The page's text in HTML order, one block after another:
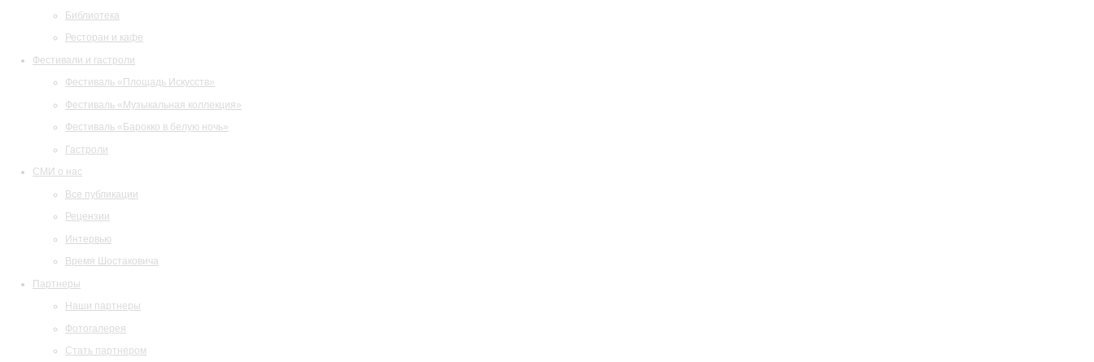
Библиотека
Ресторан и кафе
Фестивали и гастроли
Фестиваль «Площадь Искусств»
Фестиваль «Музыкальная коллекция»
Фестиваль «Барокко в белую ночь»
Гастроли
СМИ о нас
Все публикации
Рецензии
Интервью
Время Шостаковича
Партнеры
Наши партнеры
Фотогалерея
Стать партнером